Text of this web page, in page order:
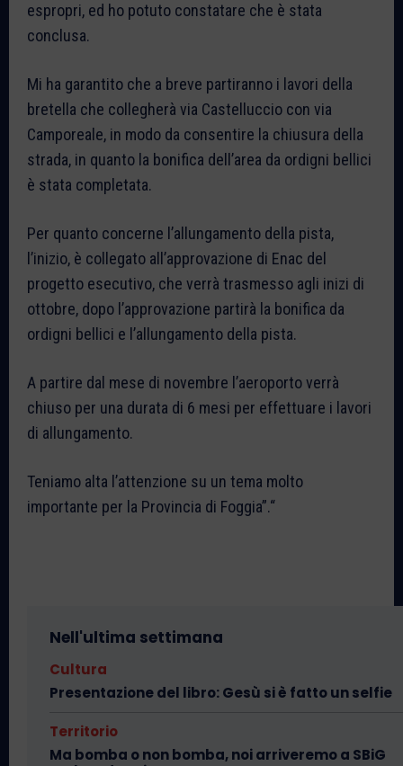
espropri, ed ho potuto constatare che è stata
conclusa.
Mi ha garantito che a breve partiranno i lavori della
bretella che collegherà via Castelluccio con via
Camporeale, in modo da consentire la chiusura della
strada, in quanto la bonifica dell’area da ordigni bellici
è stata completata.
Per quanto concerne l’allungamento della pista,
l’inizio, è collegato all’approvazione di Enac del
progetto esecutivo, che verrà trasmesso agli inizi di
ottobre, dopo l’approvazione partirà la bonifica da
ordigni bellici e l’allungamento della pista.
A partire dal mese di novembre l’aeroporto verrà
chiuso per una durata di 6 mesi per effettuare i lavori
di allungamento.
Teniamo alta l’attenzione su un tema molto
importante per la Provincia di Foggia”.“
Nell'ultima settimana
Cultura
Presentazione del libro: Gesù si è fatto un selfie
Territorio
Ma bomba o non bomba, noi arriveremo a SBiG